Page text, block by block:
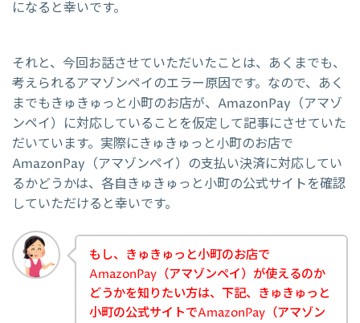
になると幸いです。
それと、今回お話させていただいたことは、あくまでも、
考えられるアマゾンペイのエラー原因です。なので、あく
までもきゅきゅっと小町のお店が、AmazonPay（アマゾ
ンペイ）に対応していることを仮定して記事にさせていた
だいています。実際にきゅきゅっと小町のお店で
AmazonPay（アマゾンペイ）の支払い決済に対応してい
るかどうかは、各自きゅきゅっと小町の公式サイトを確認
していただけると幸いです。
もし、きゅきゅっと小町のお店で
AmazonPay（アマゾンペイ）が使えるのか
どうかを知りたい方は、下記、きゅきゅっと
小町の公式サイトでAmazonPay（アマゾン